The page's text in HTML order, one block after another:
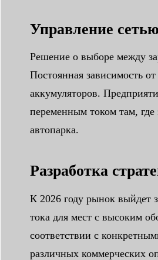
Управление
Решение о выборе между
Постоянная зависимость
аккумуляторов.
переменным током там, где
автопарка.
Разработка
К 2026 году рынок выйдет
тока для мест с высоким
соответствии с
различных коммерческих